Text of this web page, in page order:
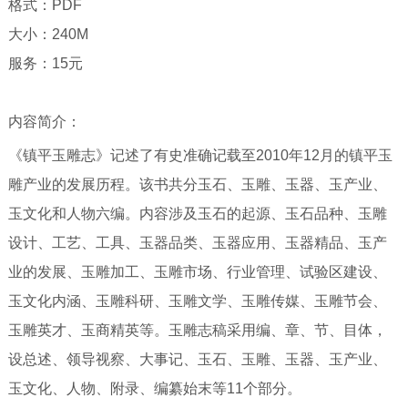
格式：PDF
大小：240M
服务：15元
内容简介：
《镇平玉雕志》记述了有史准确记载至2010年12月的镇平玉
雕产业的发展历程。该书共分玉石、玉雕、玉器、玉产业、
玉文化和人物六编。内容涉及玉石的起源、玉石品种、玉雕
设计、工艺、工具、玉器品类、玉器应用、玉器精品、玉产
业的发展、玉雕加工、玉雕市场、行业管理、试验区建设、
玉文化内涵、玉雕科研、玉雕文学、玉雕传媒、玉雕节会、
玉雕英才、玉商精英等。玉雕志稿采用编、章、节、目体，
设总述、领导视察、大事记、玉石、玉雕、玉器、玉产业、
玉文化、人物、附录、编纂始末等11个部分。